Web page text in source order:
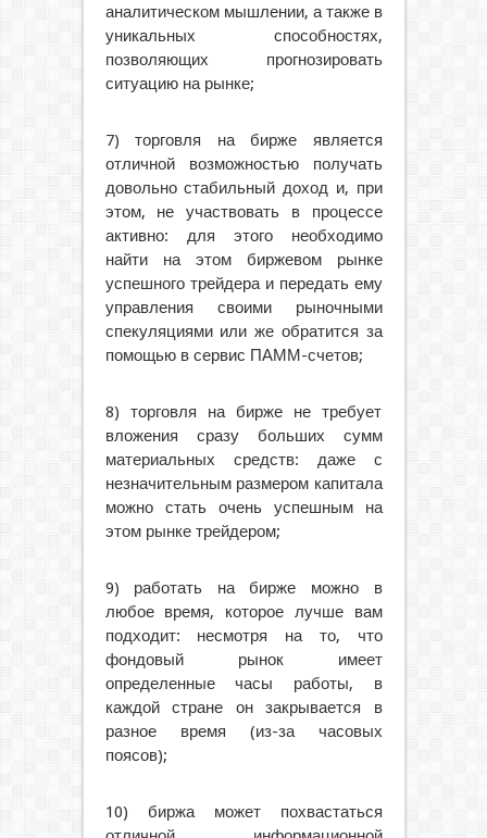
аналитическом мышлении, а также в
уникальных способностях,
позволяющих прогнозировать
ситуацию на рынке;
7) торговля на бирже является
отличной возможностью получать
довольно стабильный доход и, при
этом, не участвовать в процессе
активно: для этого необходимо
найти на этом биржевом рынке
успешного трейдера и передать ему
управления своими рыночными
спекуляциями или же обратится за
помощью в сервис ПАММ-счетов;
8) торговля на бирже не требует
вложения сразу больших сумм
материальных средств: даже с
незначительным размером капитала
можно стать очень успешным на
этом рынке трейдером;
9) работать на бирже можно в
любое время, которое лучше вам
подходит: несмотря на то, что
фондовый рынок имеет
определенные часы работы, в
каждой стране он закрывается в
разное время (из-за часовых
поясов);
10) биржа может похвастаться